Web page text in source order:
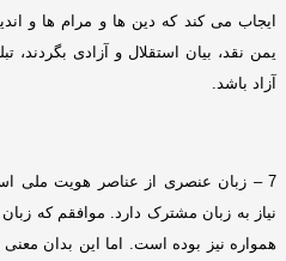
ایجاب می کند که دین ها و مرام ها و
یمن نقد، بیان استقلال و آزادی بگردند،
آزاد باشد
7 – زبان عنصری از عناصر هویت ملی
نیاز به زبان مشترک دارد
موافقم که
همواره نیز بوده است
اما این بدان